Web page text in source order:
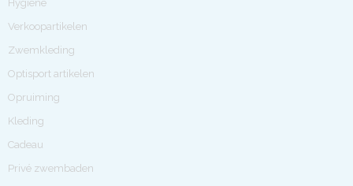
Hygiëne
Verkoopartikelen
Zwemkleding
Optisport artikelen
Opruiming
Kleding
Cadeau
Privé zwembaden